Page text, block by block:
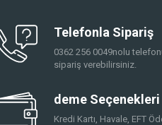
Telefonla Sipariş
0362 256 0049nolu
sipariş verebilirsiniz.
deme Seçenekleri
Kredi Kartı, Havale, EFT